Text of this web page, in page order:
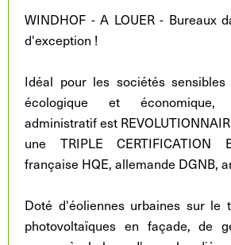
WINDHOF - A LOUER - Bureaux
d'exception !
Idéal pour les sociétés
écologique et
administratif est
une TRIPLE CERTIFICATION
française HQE, allemande DGNB,
Doté d'éoliennes urbaines sur le
photovoltaïques en façade, de